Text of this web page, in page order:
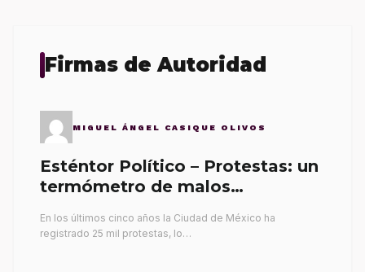
Firmas de Autoridad
MIGUEL ÁNGEL CASIQUE OLIVOS
Esténtor Político – Protestas: un
termómetro de malos
En los últimos cinco años la Ciudad de México ha
registrado 25 mil protestas, lo…